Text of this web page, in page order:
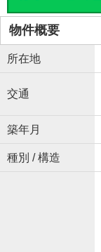
物件概要
所在地
交通
築年月
種別 / 構造